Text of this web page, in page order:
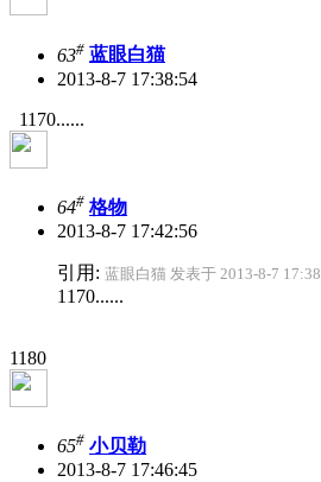
63# 蓝眼白猫
2013-8-7 17:38:54
1170......
64# 格物
2013-8-7 17:42:56
引用: 蓝眼白猫 发表于 2013-8-7 17:38
1170......
1180
65# 小贝勒
2013-8-7 17:46:45